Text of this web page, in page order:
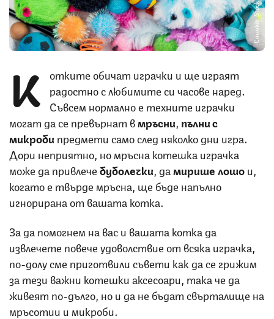
Снимка: iStock
К отките обичат играчки и ще играят
радостно с любимите си часове наред.
Съвсем нормално е техните играчки
могат да се превърнат вмръсни пълни с
микроби предмети само след няколко дни игра.
Дори неприятно, но мръсна котешка играчка
може да привлечебуболечки , дамирише лошои,
когато е твърде мръсна, ще бъде напълно
игнорирана от вашата котка.
За да помогнем на вас и вашата котка да
извлечете повече удоволствие от всяка играчка,
по-долу сме приготвили съвети как да се грижим
за тези важни котешки аксесоари, така че да
живеят по-дълго, но и да не бъдат свърталище на
мръсотии и микроби.